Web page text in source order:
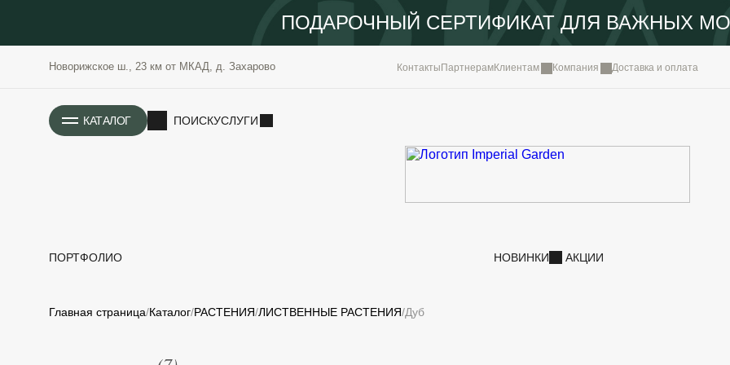
ПОДАРОЧНЫЙ СЕРТИФИКАТ ДЛЯ ВАЖНЫХ
Новорижское ш., 23 км от МКАД, д. Захарово Контакты ПартнерамКлиентам Компания Доставка и оплата
КАТАЛОГ ПОИСКУСЛУГИ
ПОРТФОЛИО НОВИНКИ АКЦИИ
РАСТЕНИЯ
ОЗЕЛЕНЕНИЕ
ИСТОРИЯ
Главная страница Каталог РАСТЕНИЯ ЛИСТВЕННЫЕ РАСТЕНИЯ Дуб